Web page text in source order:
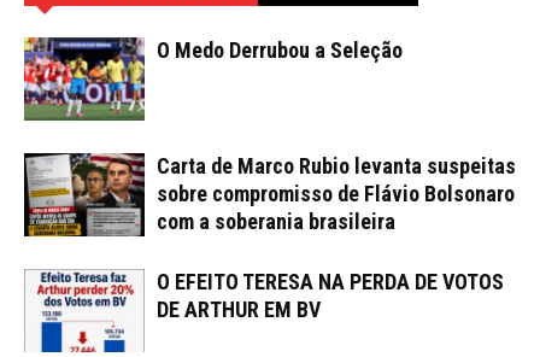
O Medo Derrubou a Seleção
Carta de Marco Rubio levanta suspeitas
sobre compromisso de Flávio Bolsonaro
com a soberania brasileira
O EFEITO TERESA NA PERDA DE VOTOS
DE ARTHUR EM BV